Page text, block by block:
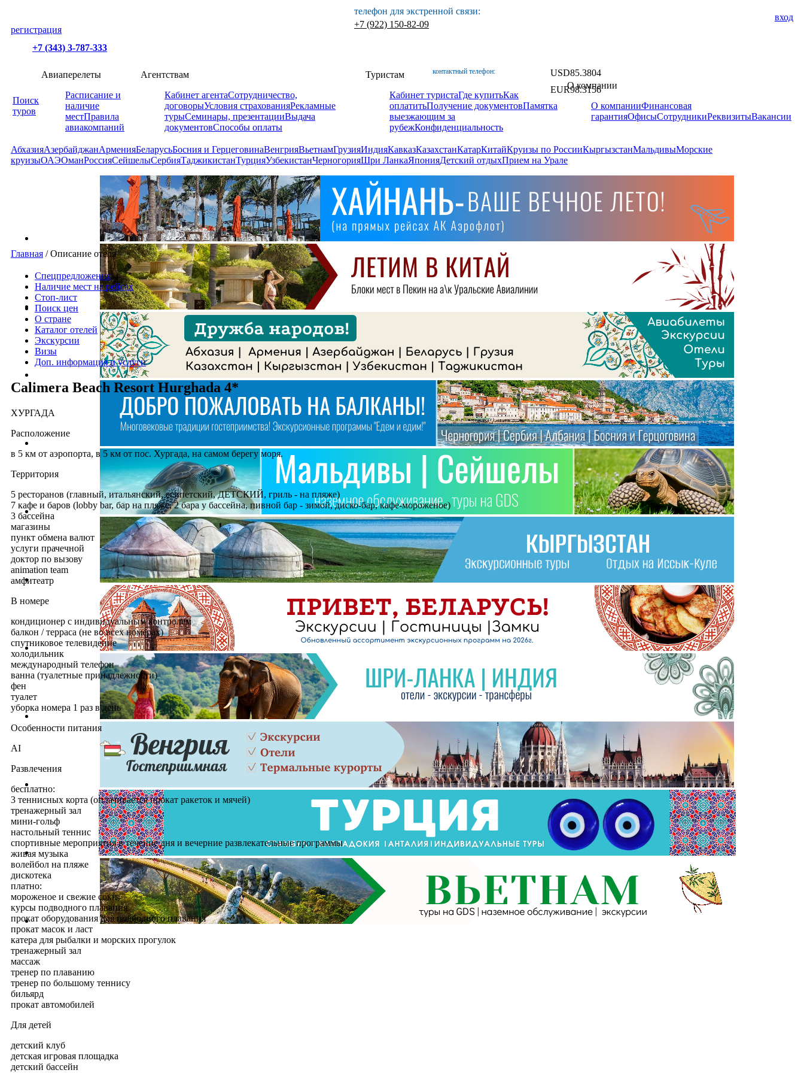
вход
регистрация
+7 (343) 3-787-333
телефон для экстренной связи:
+7 (922) 150-82-09
контактный телефон: USD85.3804
EUR98.3156
Поиск
туров
Авиаперелеты
Расписание и
наличие
местПравила
авиакомпаний
Агентствам
Кабинет агентаСотрудничество,
договорыУсловия страхованияРекламные
турыСеминары, презентацииВыдача
документовСпособы оплаты
Туристам
Кабинет туристаГде купитьКак
оплатитьПолучение документовПамятка
выезжающим за
рубежКонфиденциальность
О компании
О компанииФинансовая
гарантияОфисыСотрудникиРеквизитыВакансии
АбхазияАзербайджанАрменияБеларусьБосния и ГерцеговинаВенгрияВьетнамГрузияИндияКавказКазахстанКатарКитайКруизы по РоссииКыргызстанМальдивыМорские
круизыОАЭОманРоссияСейшелыСербияТаджикистанТурцияУзбекистанЧерногорияШри ЛанкаЯпонияДетский отдыхПрием на Урале
Главная /Описание отеля
Спецпредложения
Наличие мест на рейсах
Стоп-лист
Поиск цен
О стране
Каталог отелей
Экскурсии
Визы
Доп. информация и услуги
Calimera Beach Resort Hurghada 4*
ХУРГАДA
Расположение
в 5 км от аэропорта, в 5 км от пос. Хургада, на самом берегу моря.
Территория
5 ресторанов (главный, итальянский, египетский, ДЕТСКИЙ, гриль - на пляже)
7 кафе и баров (lobby bar, бар на пляже, 2 бара у бассейна, пивной бар - зимой, диско-бар, кафе-мороженое)
3 бассейна
магазины
пункт обмена валют
услуги прачечной
доктор по вызову
animation team
амфитеатр
В номере
кондиционер с индивидуальным контролем
балкон / терраса (не во всех номерах)
спутниковое телевидение
холодильник
международный телефон
ванна (туалетные принадлежности)
фен
туалет
уборка номера 1 раз в день
Особенности питания
AI
Развлечения
бесплатно:
3 теннисных корта (оплачивается прокат ракеток и мячей)
тренажерный зал
мини-гольф
настольный теннис
спортивные мероприятия в течение дня и вечерние развлекательные программы
живая музыка
волейбол на пляже
дискотека
платно:
мороженое и свежие соки
курсы подводного плавания
прокат оборудования для подводного плавания
прокат масок и ласт
катера для рыбалки и морских прогулок
тренажерный зал
массаж
тренер по плаванию
тренер по большому теннису
бильярд
прокат автомобилей
Для детей
детский клуб
детская игровая площадка
детский бассейн